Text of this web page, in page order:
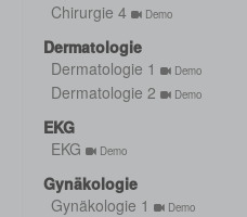
Chirurgie 4 Demo
Dermatologie
Dermatologie 1
Demo
Dermatologie 2 Demo
EKG
EKG
Demo
Gynäkologie
Gynäkologie 1
Demo